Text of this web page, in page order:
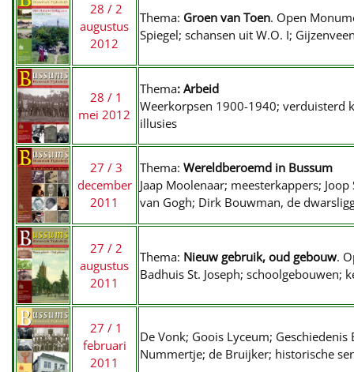
28 / 2
augustus
2012
Thema: Groen van Toen. Open
Spiegel; schansen uit W.O. I;
28 / 1
mei 2012
Thema: Arbeid
Weerkorpsen 1900-1940; verduisterd
illusies
27 / 3
december
2011
Thema: Wereldberoemd in Bussum
Jaap Moolenaar; meesterkappers;
van Gogh; Dirk Bouwman, de
27 / 2
augustus
2011
Thema: Nieuw gebruik, oud gebouw.
Badhuis St. Joseph; schoolgebouwen;
27 / 1
februari
2011
De Vonk; Goois Lyceum; Geschiedenis
Nummertje; de Bruijker; historische